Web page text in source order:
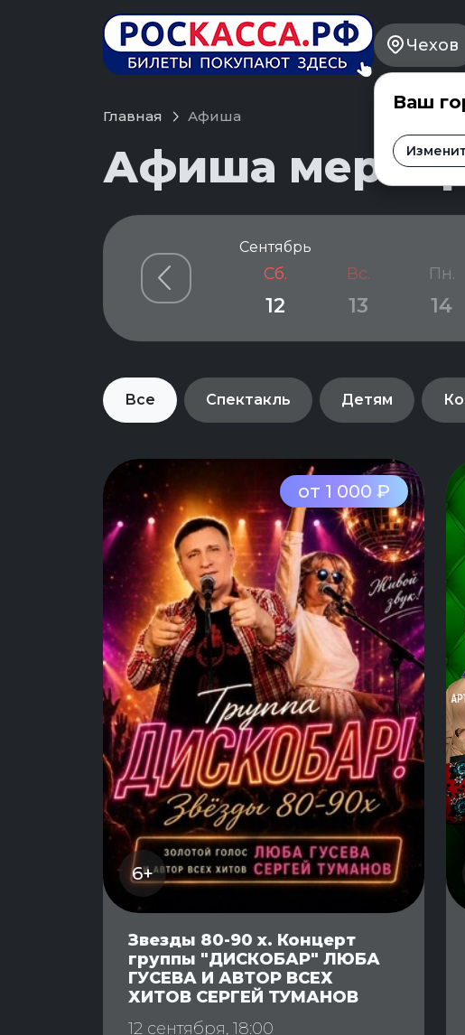
Чехов
Ваш
Главная Афиша
Афиша
Сентябрь
Сб.
12
Вс.
13
Пн.
14
Все Спектакль Детям
от 1 000 ₽
6+
Звезды 80-90 х. Концерт
группы "ДИСКОБАР" ЛЮБА
ГУСЕВА И АВТОР ВСЕХ
ХИТОВ СЕРГЕЙ ТУМАНОВ
12 сентября, 18:00